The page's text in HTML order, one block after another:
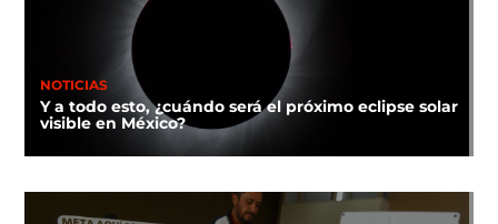
NOTICIAS
Y a todo esto, ¿cuándo será el próximo eclipse solar
visible en México?